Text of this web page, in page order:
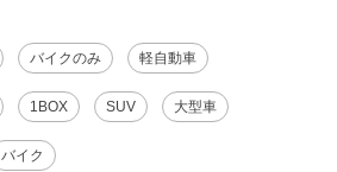
バイクのみ 軽自動車
1BOX SUV 大型車
バイク